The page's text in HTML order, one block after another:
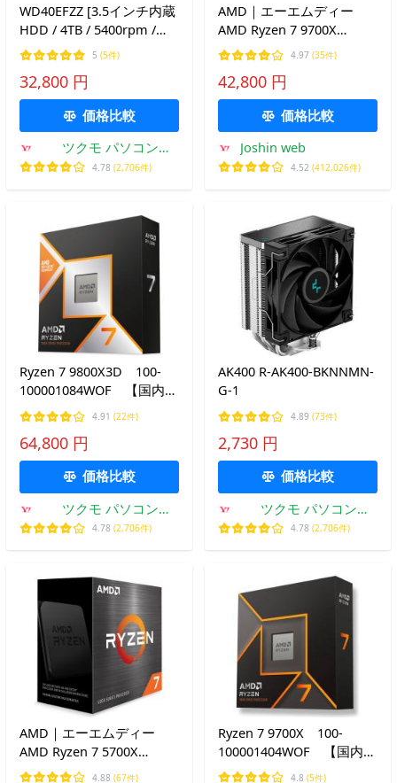
WD40EFZZ [3.5インチ内蔵
HDD / 4TB / 5400rpm /
128MBキャッシュ / WD
Red Plusシリーズ / 国内正
規代理店品]
5 (5件)
32,800 円
価格比較
ツクモ パソコン
Yahoo!店
4.78 (2,706件)
AMD｜エーエムディー
AMD Ryzen 7 9700X
BOX(国内正規品) 100-
100001404WOF 返品種別B
4.97 (35件)
42,800 円
価格比較
Joshin web
4.52 (412,026件)
Ryzen 7 9800X3D 100-
100001084WOF 【国内正
規品】
4.91 (22件)
64,800 円
価格比較
ツクモ パソコン
Yahoo!店
4.78 (2,706件)
AK400 R-AK400-BKNNMN-
G-1
4.89 (73件)
2,730 円
価格比較
ツクモ パソコン
Yahoo!店
4.78 (2,706件)
AMD｜エーエムディー
AMD Ryzen 7 5700X
BOX(国内正規品) 100-
4.88 (67件)
Ryzen 7 9700X 100-
100001404WOF 【国内正
規品】
4.8 (5件)